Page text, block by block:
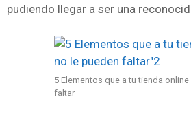
pudiendo llegar a ser una
5 Elementos que a tu tienda
faltar